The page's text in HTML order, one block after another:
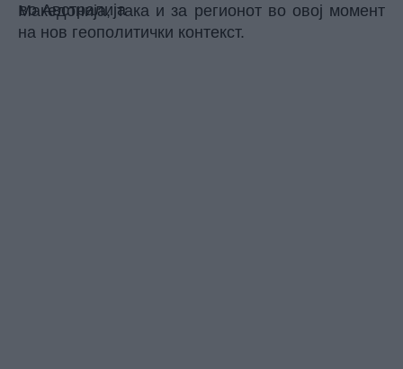
Македонија, така и за регионот во овој момент
на нов геополитички контекст.